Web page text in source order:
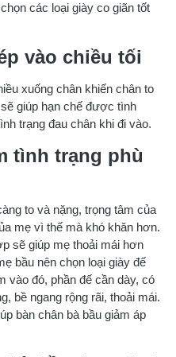
các loại giày co giãn tốt
vào chiều tối
xuống chân khiến chân to
giúp hạn chế được tình
trạng đau chân khi đi vào.
tình trạng phù
to và nặng, trọng tâm của
mẹ vì thế mà khó khăn hơn.
sẽ giúp mẹ thoải mái hơn
bầu nên chọn loại giày đế
vào đó, phần đế cần dày, có
bề ngang rộng rãi, thoải mái.
bàn chân bà bầu giảm áp